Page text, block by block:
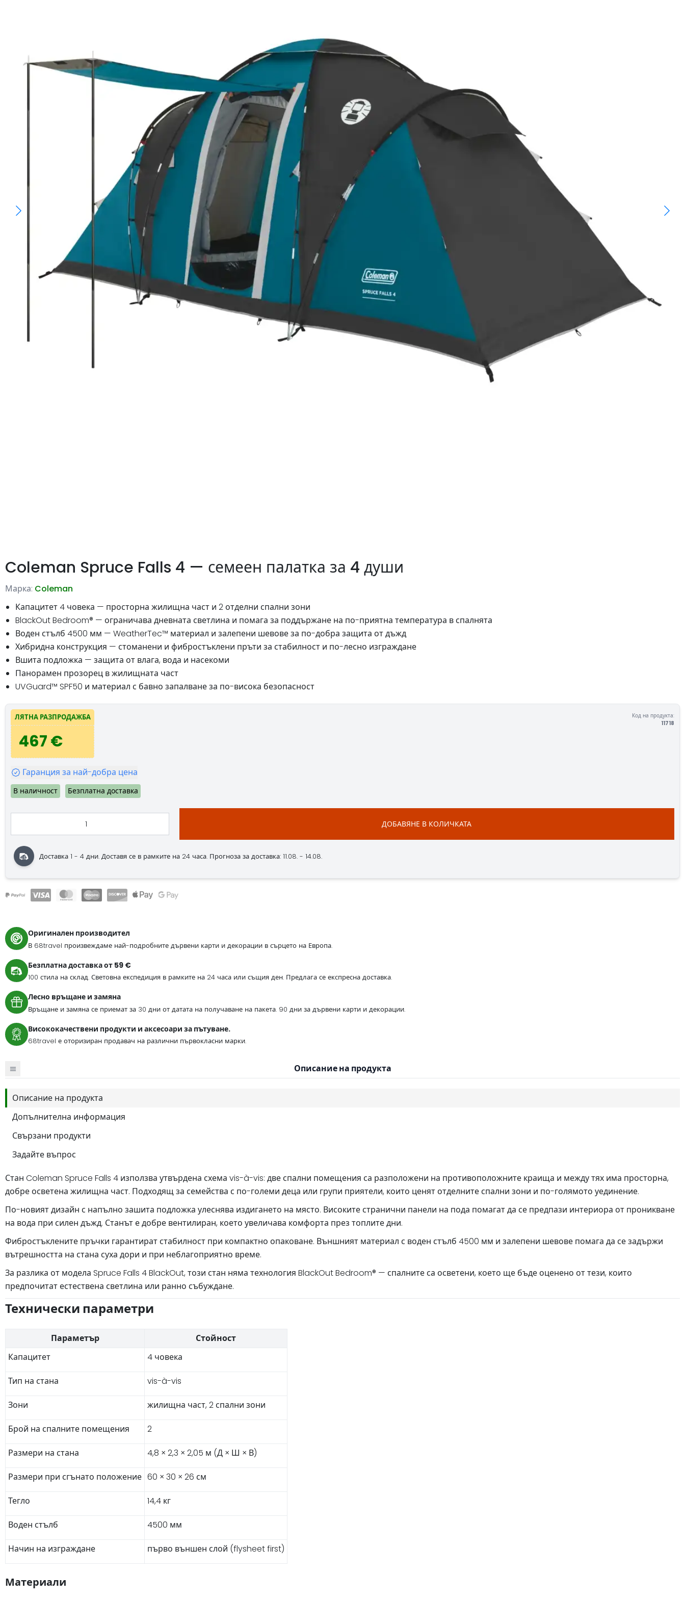
Coleman Spruce Falls 4 — семеен палатка за 4 души
Марка: Coleman
Капацитет 4 човека — просторна жилищна част и 2 отделни спални зони
BlackOut Bedroom® — ограничава дневната светлина и помага за поддържане на по-приятна температура в спалнята
Воден стълб 4500 мм — WeatherTec™ материал и залепени шевове за по-добра защита от дъжд
Хибридна конструкция — стоманени и фибростъклени пръти за стабилност и по-лесно изграждане
Вшита подложка — защита от влага, вода и насекоми
Панорамен прозорец в жилищната част
UVGuard™ SPF50 и материал с бавно запалване за по-висока безопасност
ЛЯТНА РАЗПРОДАЖБА
467 €
Код на продукта:
11718
Гаранция за най-добра цена
В наличност Безплатна доставка
ДОБАВЯНЕ В КОЛИЧКАТА
Доставка 1 - 4 дни. Доставя се в рамките на 24 часа. Прогноза за доставка: 11.08. - 14.08.
Оригинален производител
В 68travel произвеждаме най-подробните дървени карти и декорации в сърцето на Европа.
Безплатна доставка от 59 €
100 стила на склад. Световна експедиция в рамките на 24 часа или същия ден. Предлага се експресна доставка.
Лесно връщане и замяна
Връщане и замяна се приемат за 30 дни от датата на получаване на пакета. 90 дни за дървени карти и декорации.
Висококачествени продукти и аксесоари за пътуване.
68travel е оторизиран продавач на различни първокласни марки.
Описание на продукта
Описание на продукта
Допълнителна информация
Свързани продукти
Задайте въпрос
Стан Coleman Spruce Falls 4 използва утвърдена схема vis-à-vis: две спални помещения са разположени на противоположните краища и между тях има просторна,
добре осветена жилищна част. Подходящ за семейства с по-големи деца или групи приятели, които ценят отделните спални зони и по-голямото уединение.
По-новият дизайн с напълно зашита подложка улеснява издигането на място. Високите странични панели на пода помагат да се предпази интериора от проникване
на вода при силен дъжд. Станът е добре вентилиран, което увеличава комфорта през топлите дни.
Фибростъклените пръчки гарантират стабилност при компактно опаковане. Външният материал с воден стълб 4500 мм и залепени шевове помага да се задържи
вътрешността на стана суха дори и при неблагоприятно време.
За разлика от модела Spruce Falls 4 BlackOut, този стан няма технология BlackOut Bedroom® — спалните са осветени, което ще бъде оценено от тези, които
предпочитат естествена светлина или ранно събуждане.
Технически параметри
Параметър
Стойност
Капацитет
4 човека
Тип на стана vis-à-vis
Зони жилищна част, 2 спални зони
Брой на спалните помещения 2
Размери на стана 4,8 × 2,3 × 2,05 м (Д × Ш × В)
Размери при сгънато положение 60 × 30 × 26 см
Тегло 14,4 кг
Воден стълб 4500 мм
Начин на изграждане първо външен слой (flysheet first)
Материали